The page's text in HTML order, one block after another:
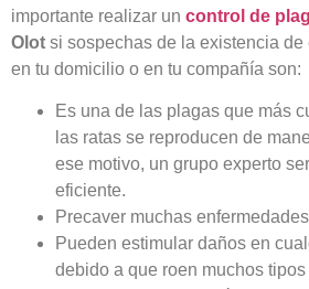
importante realizar un control de
Olot si sospechas de la existencia de
en tu domicilio o en tu compañía son:
Es una de las plagas que más
las ratas se reproducen de
ese motivo, un grupo experto
eficiente.
Precaver muchas
Pueden estimular daños en
debido a que roen muchos